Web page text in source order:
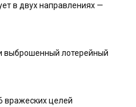
в двух направлениях —
выброшенный лотерейный
вражеских целей